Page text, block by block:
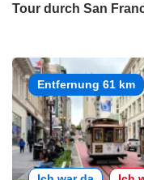
Tour durch San
Entfernung 61 km